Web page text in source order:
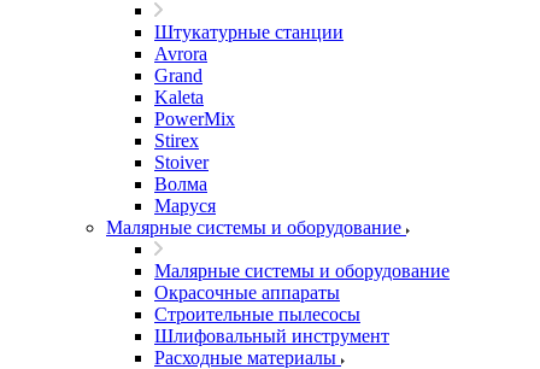
Штукатурные станции
Avrora
Grand
Kaleta
PowerMix
Stirex
Stoiver
Волма
Маруся
Малярные системы и оборудование
Малярные системы и оборудование
Окрасочные аппараты
Строительные пылесосы
Шлифовальный инструмент
Расходные материалы